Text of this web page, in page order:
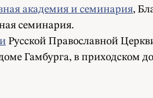
академия и семинария,
семинария.
Русской Православной
Гамбурга, в приходском